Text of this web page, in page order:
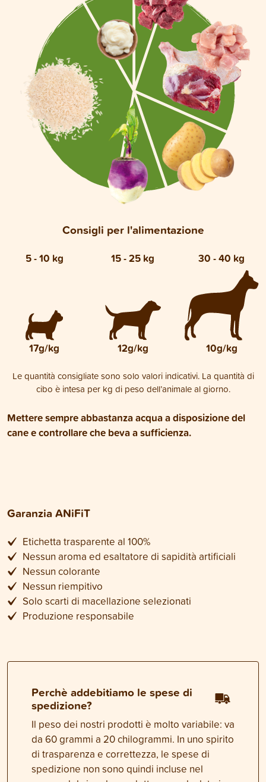
Consigli per l'alimentazione
5 - 10 kg 15 - 25 kg 30 - 40 kg
17g/kg 12g/kg 10g/kg
Le quantità consigliate sono solo valori indicativi. La quantità di
cibo è intesa per kg di peso dell’animale al giorno.
Mettere sempre abbastanza acqua a disposizione del
cane e controllare che beva a sufficienza.
Garanzia ANiFiT
Etichetta trasparente al 100%
Nessun aroma ed esaltatore di sapidità artificiali
Nessun colorante
Nessun riempitivo
Solo scarti di macellazione selezionati
Produzione responsabile
Perchè addebitiamo le spese di
spedizione?
Il peso dei nostri prodotti è molto variabile: va
da 60 grammi a 20 chilogrammi. In uno spirito
di trasparenza e correttezza, le spese di
spedizione non sono quindi incluse nel